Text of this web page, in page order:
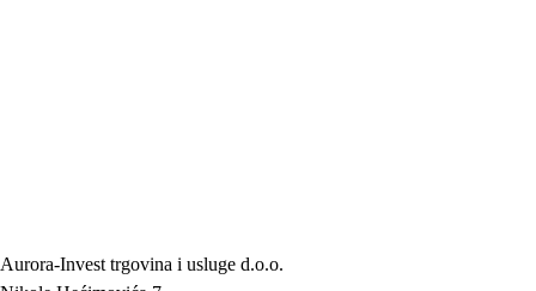
Aurora-Invest trgovina i usluge d.o.o.